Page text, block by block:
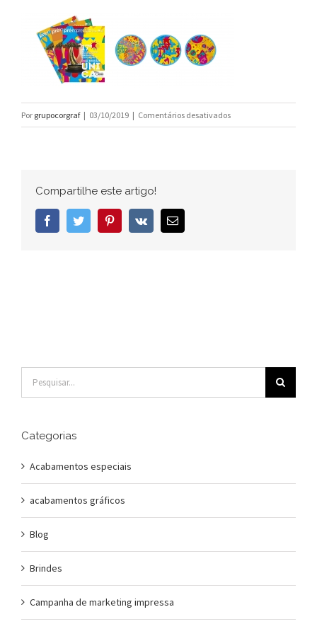
Por grupocorgraf | 03/10/2019 | Comentários desativadosem
hp_mosaic
Compartilhe este artigo!
FacebookTwitter PinterestVk
E-
mail
resultados
Categorias
Acabamentos especiais
acabamentos gráficos
Blog
Brindes
Campanha de marketing impressa